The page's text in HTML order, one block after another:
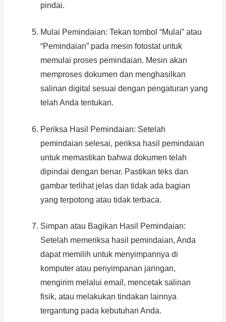
pindai.
Mulai Pemindaian: Tekan tombol “Mulai” atau
“Pemindaian” pada mesin fotostat untuk
memulai proses pemindaian. Mesin akan
memproses dokumen dan menghasilkan
salinan digital sesuai dengan pengaturan yang
telah Anda tentukan.
Periksa Hasil Pemindaian: Setelah
pemindaian selesai, periksa hasil pemindaian
untuk memastikan bahwa dokumen telah
dipindai dengan benar. Pastikan teks dan
gambar terlihat jelas dan tidak ada bagian
yang terpotong atau tidak terbaca.
Simpan atau Bagikan Hasil Pemindaian:
Setelah memeriksa hasil pemindaian, Anda
dapat memilih untuk menyimpannya di
komputer atau penyimpanan jaringan,
mengirim melalui email, mencetak salinan
fisik, atau melakukan tindakan lainnya
tergantung pada kebutuhan Anda.